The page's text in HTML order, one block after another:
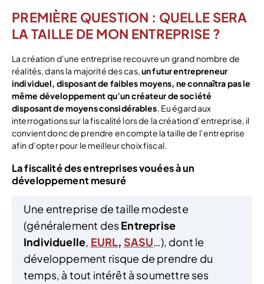
PREMIÈRE QUESTION : QUELLE SERA
LA TAILLE DE MON ENTREPRISE ?
La création d’une entreprise recouvre un grand nombre de
réalités, dans la majorité des cas,un futur entrepreneur
individuel, disposant de faibles moyens, ne connaîtra pas le
même développement qu’un créateur de société
disposant de moyens considérables. Eu égard aux
interrogations sur la fiscalité lors de la création d’entreprise, il
convient donc de prendre en compte la taille de l’entreprise
afin d’opter pour le meilleur choix fiscal.
La fiscalité des entreprises vouées à un
développement mesuré
Une entreprise de taille modeste
(généralement desEntreprise
Individuelle, EURL, SASU…), dont le
développement risque de prendre du
temps, à tout intérêt à soumettre ses